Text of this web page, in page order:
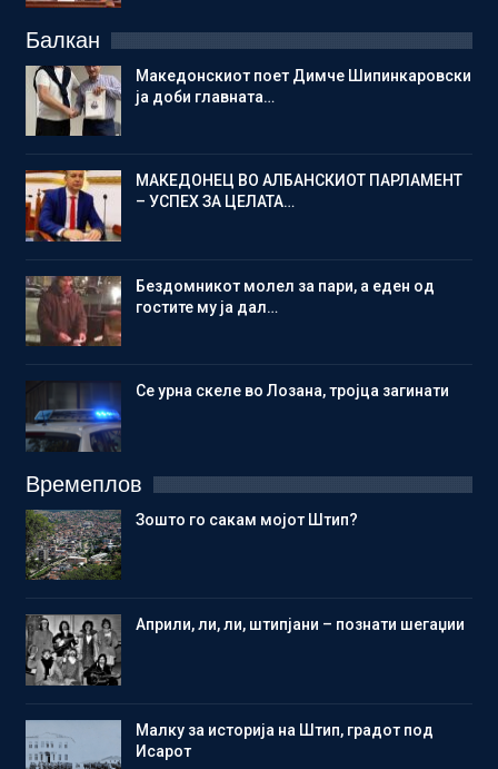
Балкан
Македонскиот поет Димче Шипинкаровски
ја доби главната…
МАКЕДОНЕЦ ВО АЛБАНСКИОТ ПАРЛАМЕНТ
– УСПЕХ ЗА ЦЕЛАТА…
Бездомникот молел за пари, а еден од
гостите му ја дал…
Се урна скеле во Лозана, тројца загинати
Времеплов
Зошто го сакам мојот Штип?
Aприли, ли, ли, штипјани – познати шегаџии
Малку за историја на Штип, градот под
Исарот